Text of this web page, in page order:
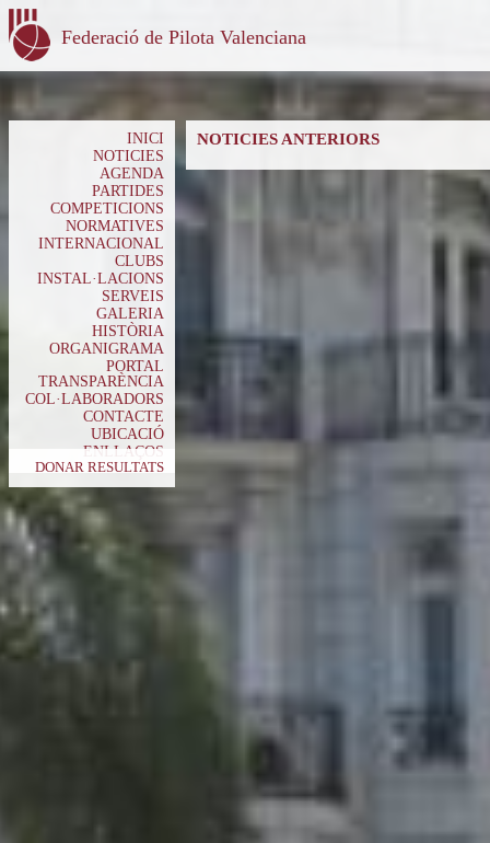
Federació de Pilota Valenciana
INICI
NOTICIES
AGENDA
PARTIDES
COMPETICIONS
NORMATIVES
INTERNACIONAL
CLUBS
INSTAL·LACIONS
SERVEIS
GALERIA
HISTÒRIA
ORGANIGRAMA
PORTAL
TRANSPARÈNCIA
COL·LABORADORS
CONTACTE
UBICACIÓ
ENLLAÇOS
DONAR RESULTATS
NOTICIES ANTERIORS